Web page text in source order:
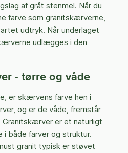
af gråt stenmel. Når du
farve som granitskærverne,
udtryk. Når underlaget
udlægges i den
- tørre og våde
er skærvens farve hen i
og er de våde, fremstår
er et naturligt
i både farver og struktur.
granit typisk er støvet